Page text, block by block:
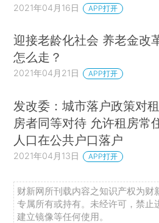
2021年04月16日 APP打开
迎接老龄化社会 养老金改
怎么走？
2021年04月21日 APP打开
发改委：城市落户政策对
房者同等对待 允许租房常
人口在公共户口落户
2021年04月13日 APP打开
财新网所刊载内容之知识产权为财
专属所有或持有。未经许可，禁止
建立镜像等任何使用。